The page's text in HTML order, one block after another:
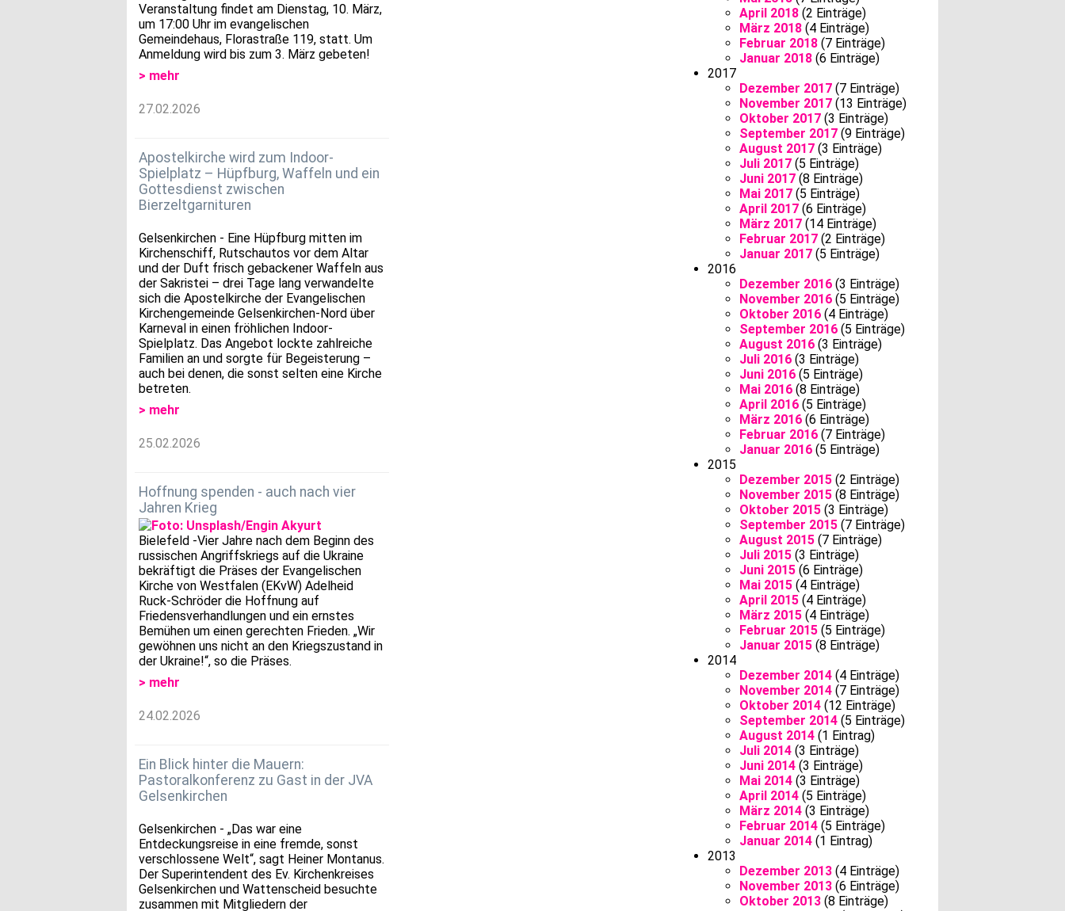
Veranstaltung findet am Dienstag, 10. März,
um 17:00 Uhr im evangelischen
Gemeindehaus, Florastraße 119, statt. Um
Anmeldung wird bis zum 3. März gebeten!
> mehr
27.02.2026
Apostelkirche wird zum Indoor-
Spielplatz – Hüpfburg, Waffeln und ein
Gottesdienst zwischen
Bierzeltgarnituren
Gelsenkirchen - Eine Hüpfburg mitten im
Kirchenschiff, Rutschautos vor dem Altar
und der Duft frisch gebackener Waffeln aus
der Sakristei – drei Tage lang verwandelte
sich die Apostelkirche der Evangelischen
Kirchengemeinde Gelsenkirchen-Nord über
Karneval in einen fröhlichen Indoor-
Spielplatz. Das Angebot lockte zahlreiche
Familien an und sorgte für Begeisterung –
auch bei denen, die sonst selten eine Kirche
betreten.
> mehr
25.02.2026
Hoffnung spenden - auch nach vier
Jahren Krieg
Bielefeld -Vier Jahre nach dem Beginn des
russischen Angriffskriegs auf die Ukraine
bekräftigt die Präses der Evangelischen
Kirche von Westfalen (EKvW) Adelheid
Ruck-Schröder die Hoffnung auf
Friedensverhandlungen und ein ernstes
Bemühen um einen gerechten Frieden. „Wir
gewöhnen uns nicht an den Kriegszustand in
der Ukraine!“, so die Präses.
> mehr
24.02.2026
Ein Blick hinter die Mauern:
Pastoralkonferenz zu Gast in der JVA
Gelsenkirchen
Gelsenkirchen - „Das war eine
Entdeckungsreise in eine fremde, sonst
verschlossene Welt“, sagt Heiner Montanus.
Der Superintendent des Ev. Kirchenkreises
Gelsenkirchen und Wattenscheid besuchte
zusammen mit Mitgliedern der
April 2018(2 Einträge)
März 2018(4 Einträge)
Februar 2018(7 Einträge)
Januar 2018(6 Einträge)
2017
Dezember 2017(7 Einträge)
November 2017(13 Einträge)
Oktober 2017(3 Einträge)
September 2017(9 Einträge)
August 2017(3 Einträge)
Juli 2017(5 Einträge)
Juni 2017(8 Einträge)
Mai 2017(5 Einträge)
April 2017(6 Einträge)
März 2017(14 Einträge)
Februar 2017(2 Einträge)
Januar 2017(5 Einträge)
2016
Dezember 2016(3 Einträge)
November 2016(5 Einträge)
Oktober 2016(4 Einträge)
September 2016(5 Einträge)
August 2016(3 Einträge)
Juli 2016(3 Einträge)
Juni 2016(5 Einträge)
Mai 2016(8 Einträge)
April 2016(5 Einträge)
März 2016(6 Einträge)
Februar 2016(7 Einträge)
Januar 2016(5 Einträge)
2015
Dezember 2015(2 Einträge)
November 2015(8 Einträge)
Oktober 2015(3 Einträge)
September 2015(7 Einträge)
August 2015(7 Einträge)
Juli 2015(3 Einträge)
Juni 2015(6 Einträge)
Mai 2015(4 Einträge)
April 2015(4 Einträge)
März 2015(4 Einträge)
Februar 2015(5 Einträge)
Januar 2015(8 Einträge)
2014
Dezember 2014(4 Einträge)
November 2014(7 Einträge)
Oktober 2014(12 Einträge)
September 2014(5 Einträge)
August 2014(1 Eintrag)
Juli 2014(3 Einträge)
Juni 2014(3 Einträge)
Mai 2014(3 Einträge)
April 2014(5 Einträge)
März 2014(3 Einträge)
Februar 2014(5 Einträge)
Januar 2014(1 Eintrag)
2013
Dezember 2013(4 Einträge)
November 2013(6 Einträge)
Oktober 2013(8 Einträge)